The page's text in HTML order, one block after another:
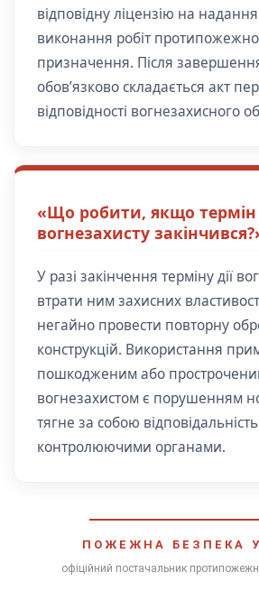
відповідну ліцензію на надання
виконання робіт
призначення. Після
обов’язково складається акт
відповідності вогнезахисного
«Що робити, якщо термін
вогнезахисту
У разі закінчення терміну дії
втрати ним захисних
негайно провести повторну
конструкцій. Використання
пошкодженим або
вогнезахистом є порушенням
тягне за собою
контролюючими органами.
ПОЖЕЖНА БЕЗПЕКА
офіційний постачальник